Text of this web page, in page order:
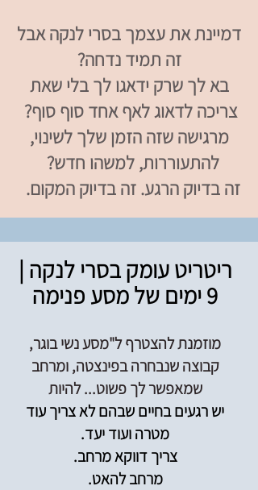
דמיינת את עצמך בסרי לנקה אבל
זה תמיד נדחה?
בא לך שרק ידאגו לך בלי שאת
צריכה לדאוג לאף אחד סוף סוף?
מרגישה שזה הזמן שלך לשינוי,
להתעוררות, למשהו חדש?
זה בדיוק הרגע. זה בדיוק המקום.
ריטריט עומק בסרי לנקה |
9 ימים של מסע פנימה
מוזמנת להצטרף ל"מסע נשי בוגר,
קבוצה שנבחרה בפינצטה, ומרחב
שמאפשר לך פשוט... להיות
יש רגעים בחיים שבהם לא צריך עוד
מטרה ועוד יעד.
צריך דווקא מרחב.
מרחב להאט.